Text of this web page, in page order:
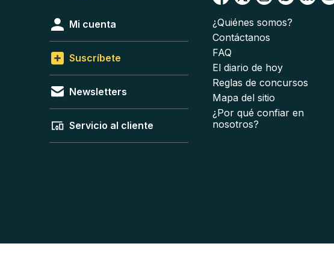
Mi cuenta
Suscríbete
Newsletters
Servicio al cliente
¿Quiénes somos?
Contáctanos
FAQ
El diario de hoy
Reglas de concursos
Mapa del sitio
¿Por qué confiar en
nosotros?